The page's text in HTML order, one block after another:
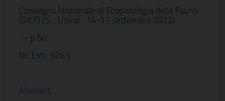
Convegno Nazionale di Ecopatologia della Fauna
(SIEF) (5. : Udine : 14-17 settembre 2022)
. – p 50
Nr. Estr. 9263
Abstract…